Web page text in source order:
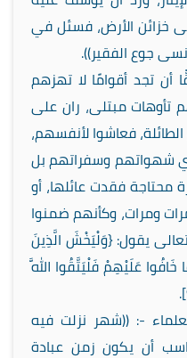
خزائن الأرض، فسئل في
جوع الفقير)).
أن تجد أقوامًا لا تهزهم
تأوهات مبتلى، ران على
فعاشوا لأنفسهم،
شهواتهم وسفراتهم بل
محتاجة فقدت عائلها، أو
ومرات، وكأنهم ضمنوا
تعالى يقول: {وَلْيَخْشَ الَّذِينَ
عَلَيْهِمْ فَلْيَتَّقُوا اللَّهَ
-: ((شهر نزلت فيه
أن يكون زمن عبادة